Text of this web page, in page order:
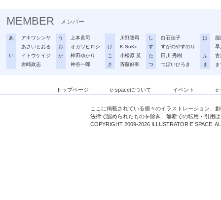
MEMBER メンバー
あ
アキワシンヤ
あさいとおる
い
イトウケイジ
岩崎政志
う
上本眞司
お
オガワヒロシ
か
柿田ゆかり
神谷一郎
川野隆司
け
K-SuKe
こ
小松原 英
さ
斉藤好和
し
白石佳子
す
すがのやすのり
た
田川 秀樹
つ
つぼいひろき
は
早
ふ
古
ま
トップページ e-spaceについて イベント
ここに掲載されている個々のイラストレーション、
法律で認められたものを除き、無断での転用・引用
COPYRIGHT 2009-2026 ILLUSTRATOR E SPACE.